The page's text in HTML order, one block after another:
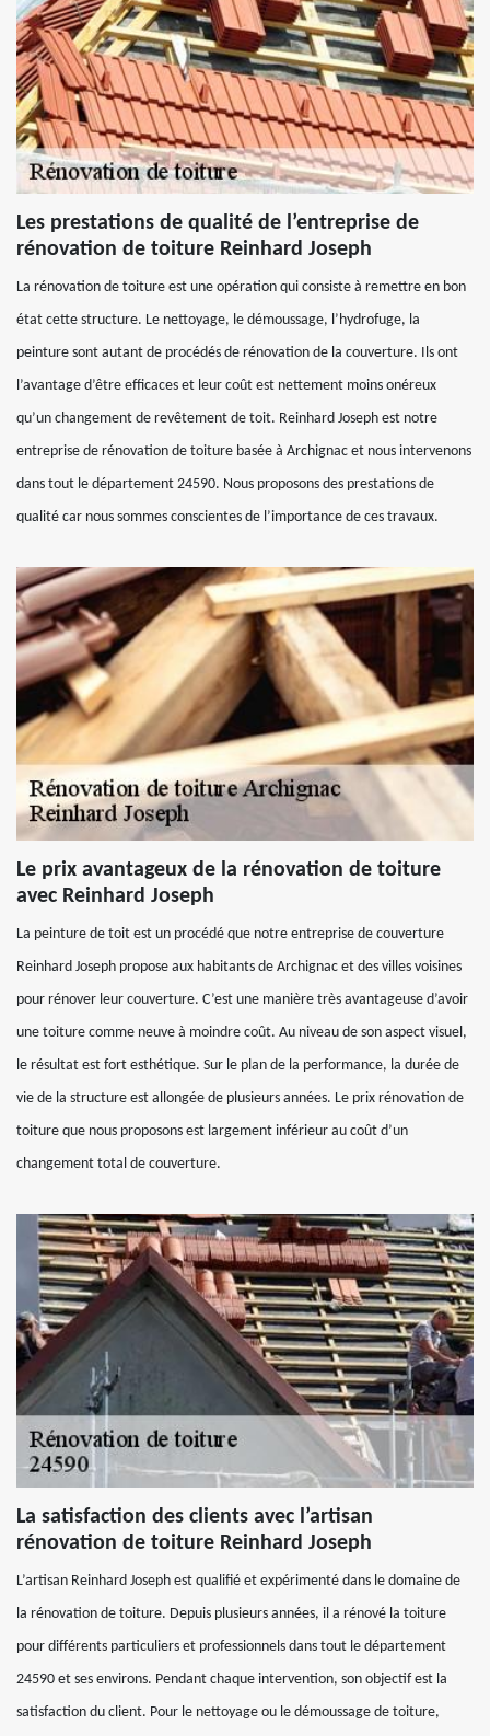
Les prestations de qualité de l’entreprise de
rénovation de toiture Reinhard Joseph
La rénovation de toiture est une opération qui consiste à remettre en bon
état cette structure. Le nettoyage, le démoussage, l’hydrofuge, la
peinture sont autant de procédés de rénovation de la couverture. Ils ont
l’avantage d’être efficaces et leur coût est nettement moins onéreux
qu’un changement de revêtement de toit. Reinhard Joseph est notre
entreprise de rénovation de toiture basée à Archignac et nous intervenons
dans tout le département 24590. Nous proposons des prestations de
qualité car nous sommes conscientes de l’importance de ces travaux.
Le prix avantageux de la rénovation de toiture
avec Reinhard Joseph
La peinture de toit est un procédé que notre entreprise de couverture
Reinhard Joseph propose aux habitants de Archignac et des villes voisines
pour rénover leur couverture. C’est une manière très avantageuse d’avoir
une toiture comme neuve à moindre coût. Au niveau de son aspect visuel,
le résultat est fort esthétique. Sur le plan de la performance, la durée de
vie de la structure est allongée de plusieurs années. Le prix rénovation de
toiture que nous proposons est largement inférieur au coût d’un
changement total de couverture.
La satisfaction des clients avec l’artisan
rénovation de toiture Reinhard Joseph
L’artisan Reinhard Joseph est qualifié et expérimenté dans le domaine de
la rénovation de toiture. Depuis plusieurs années, il a rénové la toiture
pour différents particuliers et professionnels dans tout le département
24590 et ses environs. Pendant chaque intervention, son objectif est la
satisfaction du client. Pour le nettoyage ou le démoussage de toiture,